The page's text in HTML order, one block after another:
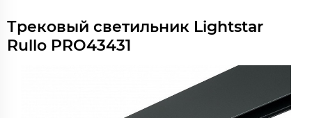
Трековый светильник Lightstar
Rullo PRO43431